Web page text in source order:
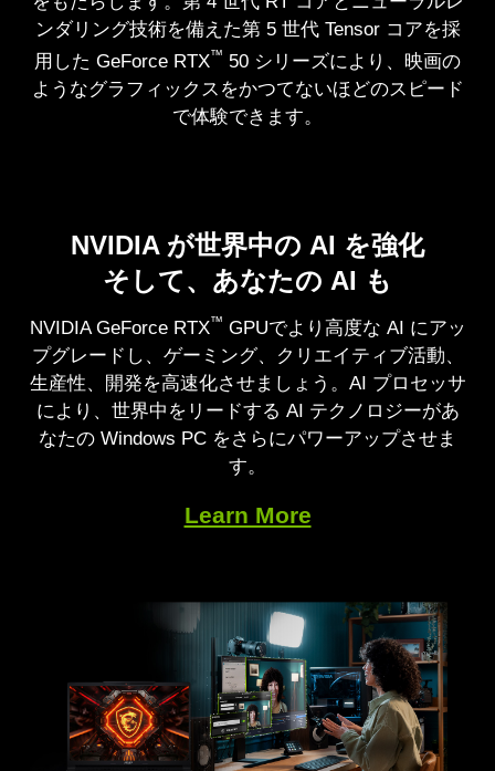
ンダリング技術を備えた第 5 世代 Tensor コアを採
用した GeForce RTX™ 50 シリーズにより、映画の
ようなグラフィックスをかつてないほどのスピード
で体験できます。
NVIDIA が世界中の AI を強化
そして、あなたの AI も
NVIDIA GeForce RTX™ GPUでより高度な AI にアッ
プグレードし、ゲーミング、クリエイティブ活動、
生産性、開発を高速化させましょう。AI プロセッサ
により、世界中をリードする AI テクノロジーがあ
なたの Windows PC をさらにパワーアップさせま
す。
Learn More
最高のスピード。最高の品質。
AI が与えるそのパワー
DLSS は AI を活用して性能を向上させ、遅延を削減
し、グラフィックスを強化するニューラルレンダリ
ング技術です。最先端の技術である DLSS 4 は、
GeForce RTX™50 シリーズ GPU と第 5 世代
Tensor コアにより、新しいマルチフレーム生成、強
化されたレイ再構成と超解像度を実現します。
NVIDIA AI スーパーコンピューターを活用してお
パストレーシング
圧倒的にリアル
NVIDIA Blackwell アーキテクチャは、パストレーシ
ングを活用したゲームのグラフィックスに革新をも
たらします。第 4 世代 RT コアとニューラルレンダ
リング技術を備えた第 5 世代 Tensor コアを採用し
50 シリーズにより、映画のよう
験できます。